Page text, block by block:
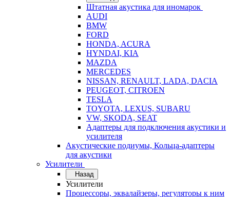
Штатная акустика для иномарок
AUDI
BMW
FORD
HONDA, ACURA
HYNDAI, KIA
MAZDA
MERCEDES
NISSAN, RENAULT, LADA, DACIA
PEUGEOT, CITROEN
TESLA
TOYOTA, LEXUS, SUBARU
VW, SKODA, SEAT
Адаптеры для подключения акустики и
усилителя
Акустические подиумы, Кольца-адаптеры
для акустики
Усилители
Назад
Усилители
Процессоры, эквалайзеры, регуляторы к ним